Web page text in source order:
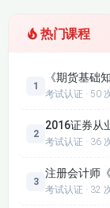
节 利用
的工作（
用专家的
热门课程
1
《期货基础
考试认证 · 50
2
2016证券从
考试认证 · 36
3
注册会计师
考试认证 · 32